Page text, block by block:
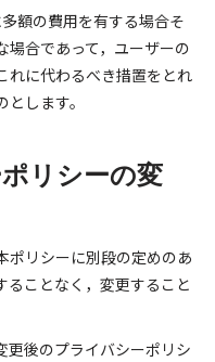
額の費用を有する場合そ
場合であって，ユーザーの
れに代わるべき措置をとれ
します。
リシーの変
ポリシーに別段の定めのあ
ることなく，変更すること
更後のプライバシーポリシ